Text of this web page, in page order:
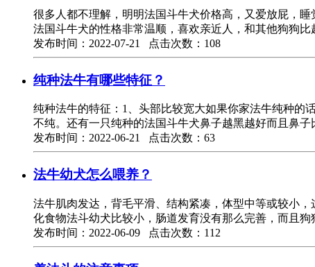
很多人都不理解，明明法国斗牛犬价格高，又爱放屁，
法国斗牛犬的性格非常温顺，喜欢亲近人，和其他狗狗
发布时间：2022-07-21 点击次数：108
纯种法牛有哪些特征？
纯种法牛的特征：1、头部比较宽大如果你家法牛纯种的
不纯。还有一只纯种的法国斗牛犬鼻子越黑越好而且鼻
发布时间：2022-06-21 点击次数：63
法牛幼犬怎么喂养？
法牛肌肉发达，背毛平滑、结构紧凑，体型中等或较小
化食物法斗幼犬比较小，肠道发育没有那么完善，而且
发布时间：2022-06-09 点击次数：112